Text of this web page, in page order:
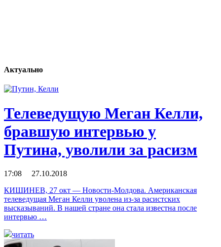
Актуально
Телеведущую Меган Келли,
бравшую интервью у
Путина, уволили за расизм
17:08 27.10.2018
КИШИНЕВ, 27 окт — Новости-Молдова. Американская
телеведущая Меган Келли уволена из-за расистских
высказываний. В нашей стране она стала известна после
интервью …
читать